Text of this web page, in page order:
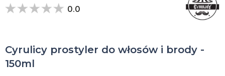
Cyrulicy prostyler do włosów i brody -
150ml
0.0